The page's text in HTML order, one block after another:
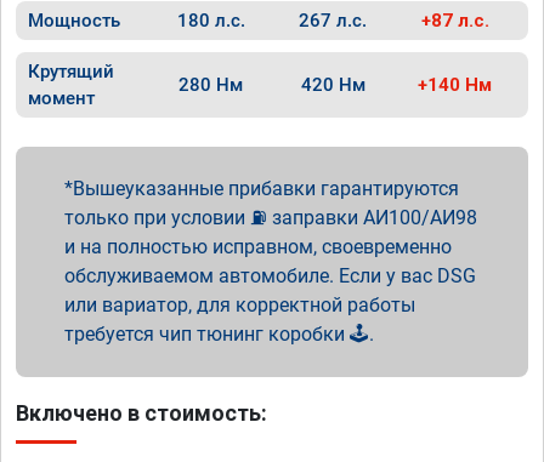
Мощность 180 л.с. 267 л.с. +87 л.с.
Крутящий
момент
280 Нм 420 Нм +140 Нм
Вышеуказанные прибавки гарантируются
только при условии ⛽ заправки АИ100/АИ98
и на полностью исправном, своевременно
обслуживаемом автомобиле. Если у вас DSG
или вариатор, для корректной работы
требуется чип тюнинг коробки 🕹️.
Включено в стоимость: